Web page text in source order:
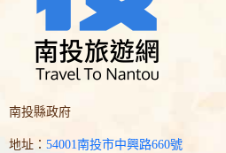
南投縣政府
地址： 54001南投市中興路660號